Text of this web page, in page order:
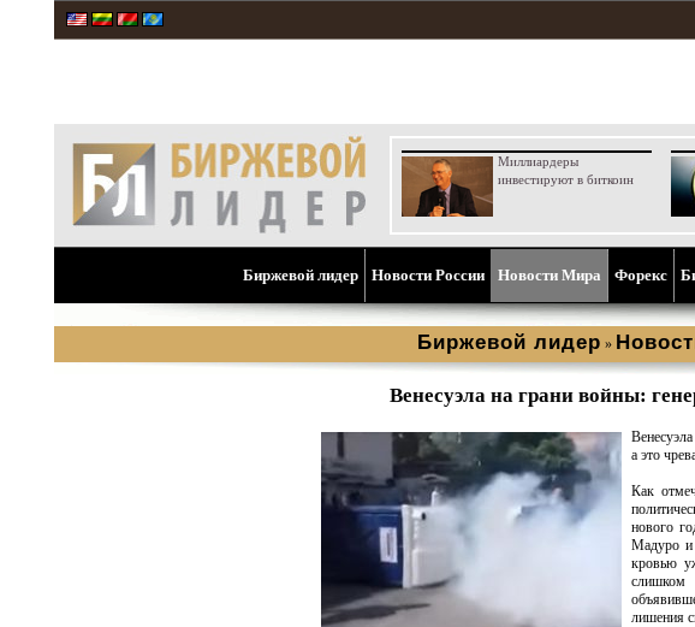
Миллиардеры
инвестируют в биткоин
Биржевой лидер Новости России Новости Мира Форекс
Биржевой лидер »
Венесуэла на грани войны:
а это
Как
нового
Мадуро и
кровью
слишком
лишения